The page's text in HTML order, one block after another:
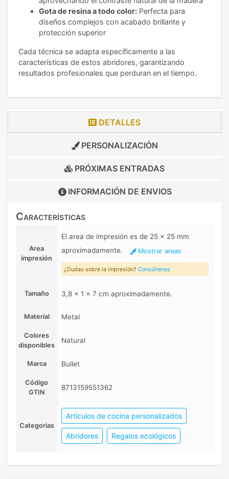
Gota de resina a todo color: Perfecta para
diseños complejos con acabado brillante y
protección superior
Cada técnica se adapta específicamente a las
características de estos abridores, garantizando
resultados profesionales que perduran en el tiempo.
DETALLES
PERSONALIZACIÓN
PRÓXIMAS ENTRADAS
INFORMACIÓN DE ENVIOS
Características
Area
impresión
El area de impresión es de 25 x 25 mm
aproximadamente.
Mostrar areas
¿Dudas sobre la impresión? Consúltenos
Tamaño 3,8 x 1 x 7 cm aproximadamente.
Material Metal
Colores
disponibles
Natural
Marca Bullet
Código
GTIN
8713159551362
Categorias
Artículos de cocina personalizados
Abridores Regalos ecológicos